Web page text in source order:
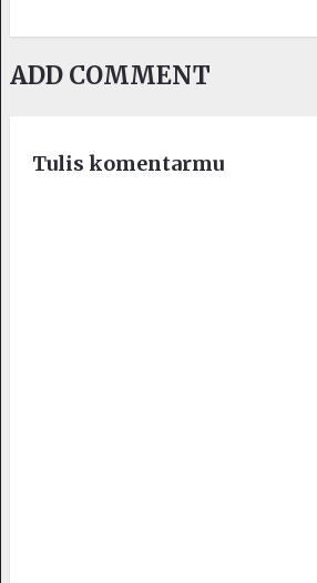
ADD COMMENT
Tulis komentarmu